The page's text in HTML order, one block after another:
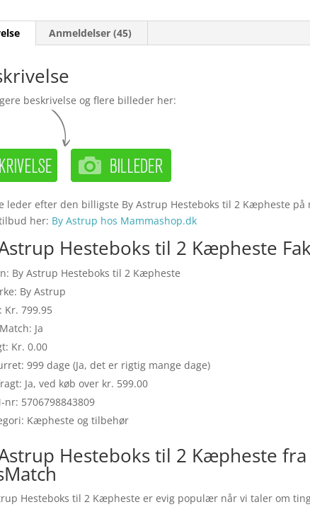
Anmeldelser (45)
beskrivelse og flere billeder her:
leder efter den billigste By Astrup Hesteboks til 2 Kæpheste
her: By Astrup hos Mammashop.dk
Hesteboks til 2 Kæpheste
By Astrup Hesteboks til 2 Kæpheste
By Astrup
Kr. 799.95
Ja
Kr. 0.00
999 dage (Ja, det er rigtig mange dage)
Ja, ved køb over kr. 599.00
nr: 5706798843809
Kæpheste og tilbehør
Hesteboks til 2 Kæpheste
Hesteboks til 2 Kæpheste er evig populær når vi taler om